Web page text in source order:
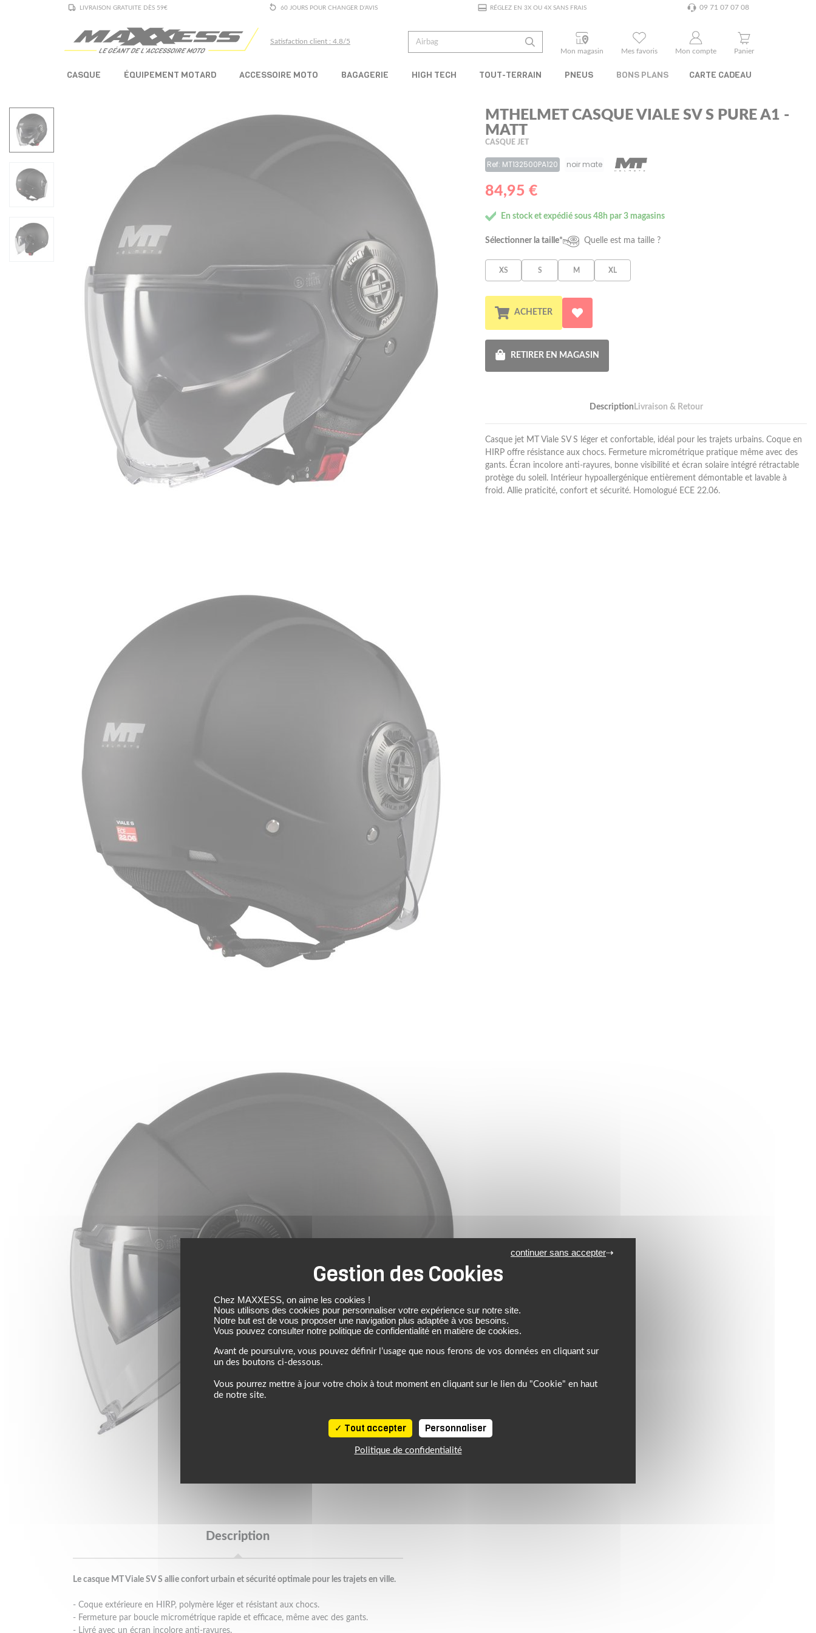
LIVRAISON GRATUITE DÈS 59€ 60 JOURS POUR CHANGER D'AVIS RÉGLEZ EN 3X OU 4X SANS FRAIS 09 71 07 07 08
Satisfaction client : 4.8/5
Mon magasin
Mes favoris Mon compte Panier
CASQUE ÉQUIPEMENT MOTARD ACCESSOIRE MOTO BAGAGERIE HIGH TECH TOUT-TERRAIN PNEUS BONS PLANS CARTE CADEAU
Description
Le casque MT Viale SV S allie confort urbain et sécurité optimale pour les trajets en ville.
- Coque extérieure en HIRP, polymère léger et résistant aux chocs.
- Fermeture par boucle micrométrique rapide et efficace, même avec des gants.
- Livré avec un écran incolore anti-rayures.
MTHELMET CASQUE VIALE SV S PURE A1 -
MATT
CASQUE JET
Ref: MT132500PA120 noir mate
84,95 €
En stock et expédié sous 48h par 3 magasins
Sélectionner la taille* Quelle est ma taille ?
XS S M XL
ACHETER
RETIRER EN MAGASIN
Description Livraison & Retour
Casque jet MT Viale SV S léger et confortable, idéal pour les trajets urbains. Coque en
HIRP offre résistance aux chocs. Fermeture micrométrique pratique même avec des
gants. Écran incolore anti-rayures, bonne visibilité et écran solaire intégré rétractable
protège du soleil. Intérieur hypoallergénique entièrement démontable et lavable à
froid. Allie praticité, confort et sécurité. Homologué ECE 22.06.
Chez MAXXESS, on aime les cookies !
Nous utilisons des cookies pour personnaliser votre expérience sur notre site.
Notre but est de vous proposer une navigation plus adaptée à vos besoins.
Vous pouvez consulter notre politique de confidentialité en matière de cookies.
Avant de poursuivre, vous pouvez définir l’usage que nous ferons de vos données en cliquant sur
un des boutons ci-dessous.
Vous pourrez mettre à jour votre choix à tout moment en cliquant sur le lien du "Cookie" en haut
de notre site.
Tout accepter
continuer sans accepter
Personnaliser
Politique de confidentialité